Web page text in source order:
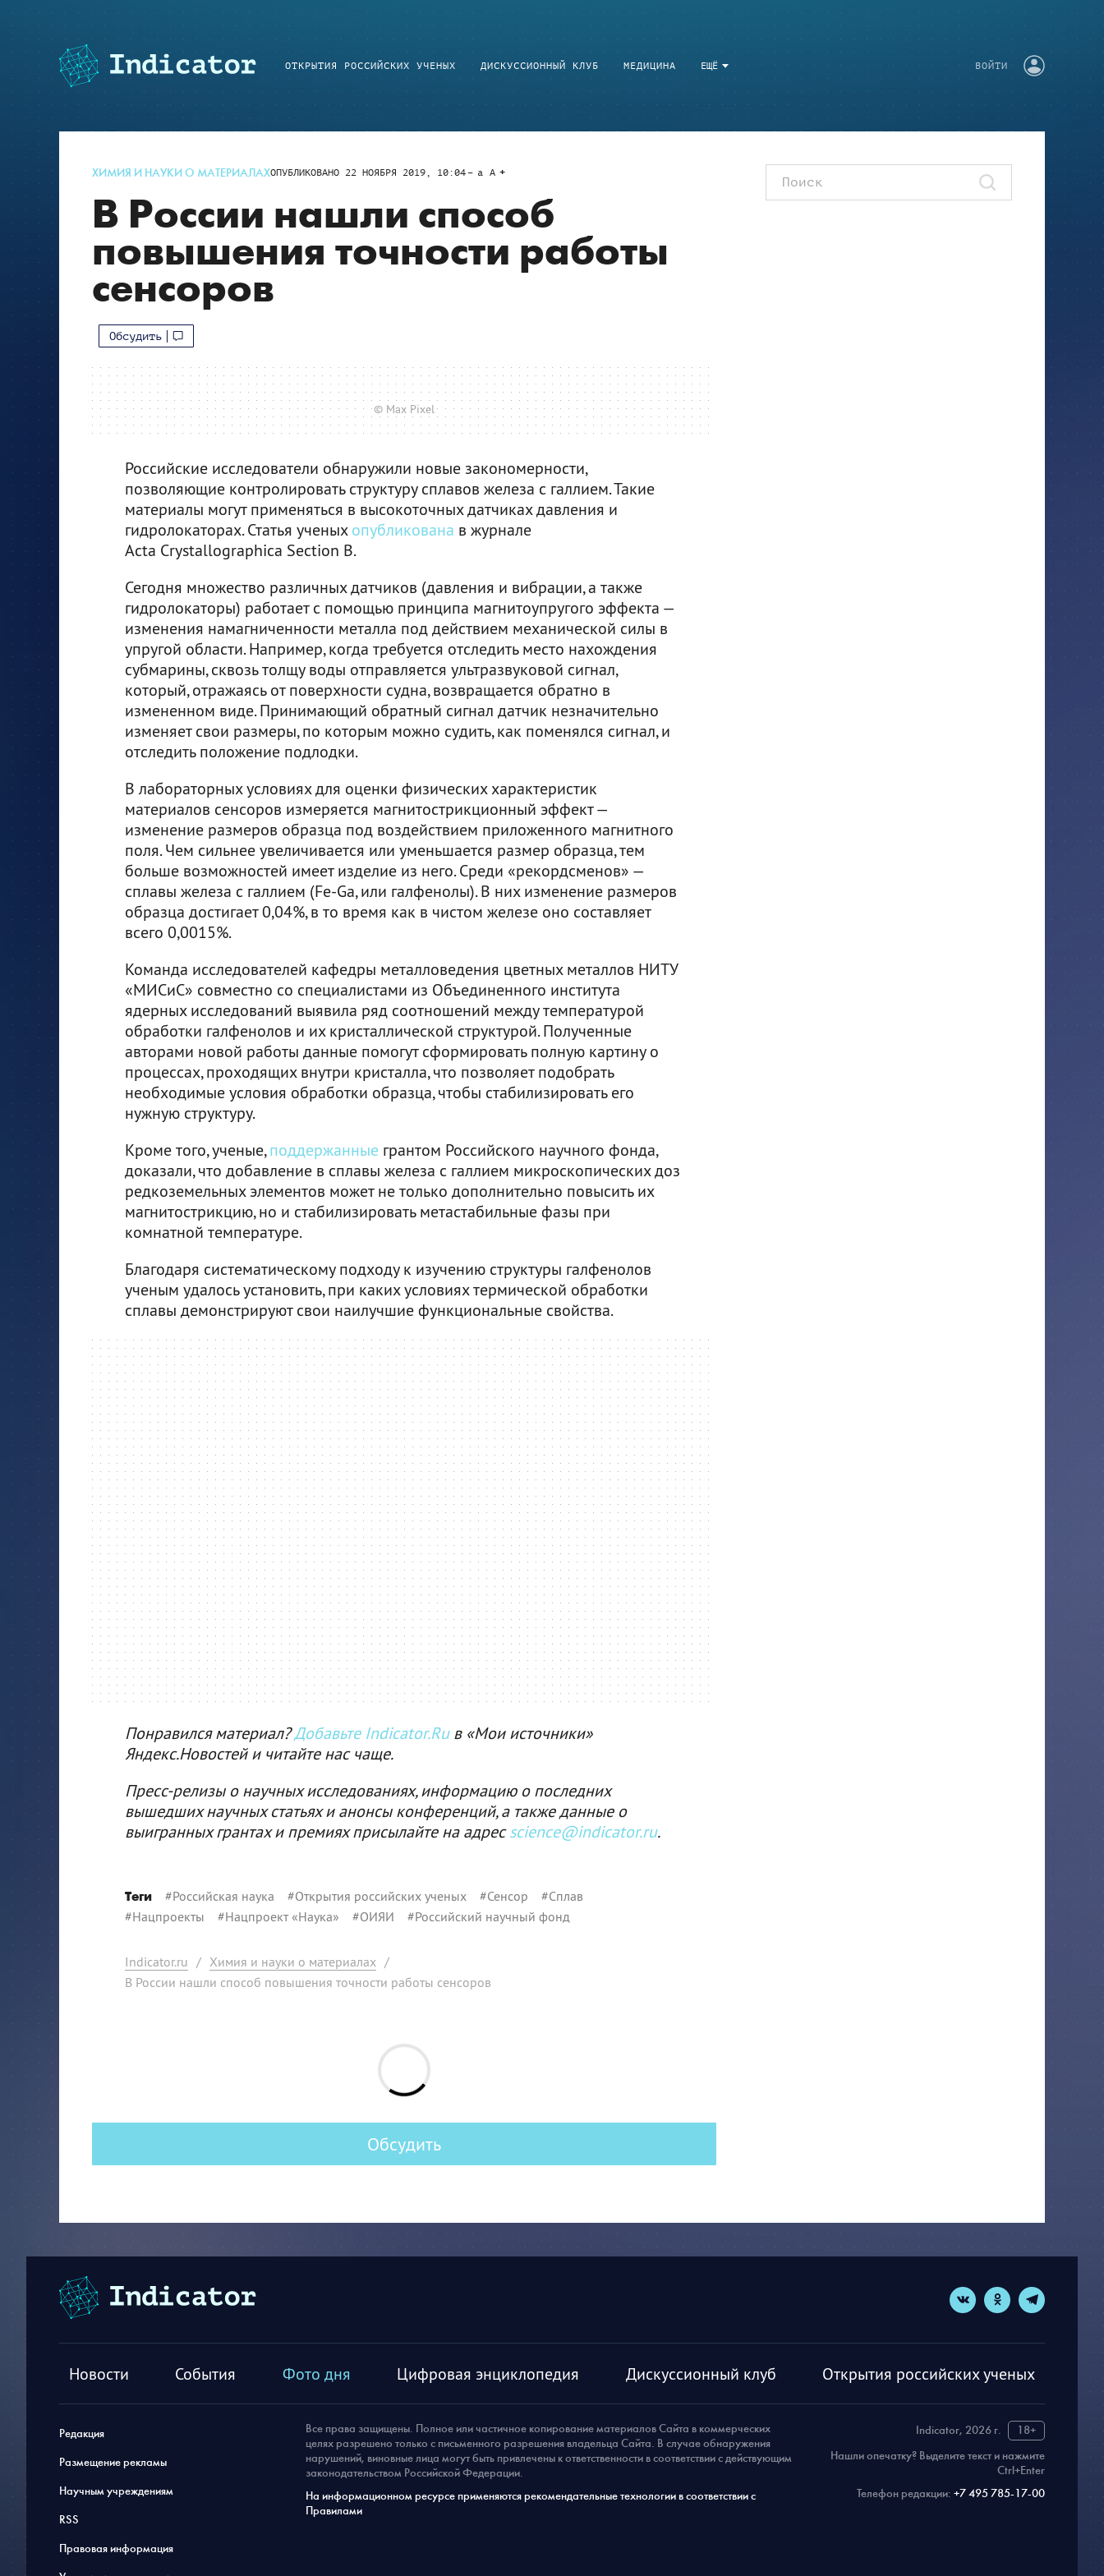
ЕЩЁ
ОТКРЫТИЯ РОССИЙСКИХ УЧЕНЫХ ДИСКУССИОННЫЙ КЛУБ МЕДИЦИНА ВОЙТИ
ХИМИЯ И НАУКИ О МАТЕРИАЛАХОПУБЛИКОВАНО 22 НОЯБРЯ 2019, 10:04 a A
В России нашли способ
повышения точности работы
сенсоров
Обсудить
© Max Pixel
Российские исследователи обнаружили новые закономерности,
позволяющие контролировать структуру сплавов железа с галлием. Такие
материалы могут применяться в высокоточных датчиках давления и
гидролокаторах. Статья ученых опубликована в журнале
Acta Crystallographica Section B.
Сегодня множество различных датчиков (давления и вибрации, а также
гидролокаторы) работает с помощью принципа магнитоупругого эффекта —
изменения намагниченности металла под действием механической силы в
упругой области. Например, когда требуется отследить место нахождения
субмарины, сквозь толщу воды отправляется ультразвуковой сигнал,
который, отражаясь от поверхности судна, возвращается обратно в
измененном виде. Принимающий обратный сигнал датчик незначительно
изменяет свои размеры, по которым можно судить, как поменялся сигнал, и
отследить положение подлодки.
В лабораторных условиях для оценки физических характеристик
материалов сенсоров измеряется магнитострикционный эффект —
изменение размеров образца под воздействием приложенного магнитного
поля. Чем сильнее увеличивается или уменьшается размер образца, тем
больше возможностей имеет изделие из него. Среди «рекордсменов» —
сплавы железа с галлием (Fe-Ga, или галфенолы). В них изменение размеров
образца достигает 0,04%, в то время как в чистом железе оно составляет
всего 0,0015%.
Команда исследователей кафедры металловедения цветных металлов НИТУ
«МИСиС» совместно со специалистами из Объединенного института
ядерных исследований выявила ряд соотношений между температурой
обработки галфенолов и их кристаллической структурой. Полученные
авторами новой работы данные помогут сформировать полную картину о
процессах, проходящих внутри кристалла, что позволяет подобрать
необходимые условия обработки образца, чтобы стабилизировать его
нужную структуру.
Кроме того, ученые,поддержанные грантом Российского научного фонда,
доказали, что добавление в сплавы железа с галлием микроскопических доз
редкоземельных элементов может не только дополнительно повысить их
магнитострикцию, но и стабилизировать метастабильные фазы при
комнатной температуре.
Благодаря систематическому подходу к изучению структуры галфенолов
ученым удалось установить, при каких условиях термической обработки
сплавы демонстрируют свои наилучшие функциональные свойства.
Понравился материал?Добавьте Indicator.Ruв «Мои источники»
Яндекс.Новостей и читайте нас чаще.
Пресс-релизы о научных исследованиях, информацию о последних
вышедших научных статьях и анонсы конференций, а также данные о
выигранных грантах и премиях присылайте на адресscience@indicator.ru.
Теги #Российская наука #Открытия российских ученых #Сенсор #Сплав
#Нацпроекты #Нацпроект «Наука» #ОИЯИ #Российский научный фонд
Indicator.ru / Химия и науки о материалах /
В России нашли способ повышения точности работы сенсоров
Обсудить
Новости События Фото дня Цифровая энциклопедия Дискуссионный клуб Открытия российских ученых
Редакция
Размещение рекламы
Научным учреждениям
RSS
Правовая информация
Indicator, 2026 г.
18+
Нашли опечатку? Выделите текст и нажмите
Ctrl+Enter
Телефон редакции: +7 495 785-17-00
Все права защищены. Полное или частичное копирование материалов Сайта в коммерческих
целях разрешено только с письменного разрешения владельца Сайта. В случае обнаружения
нарушений, виновные лица могут быть привлечены к ответственности в соответствии с действующим
законодательством Российской Федерации.
На информационном ресурсе применяются рекомендательные технологии в соответствии с
Правилами